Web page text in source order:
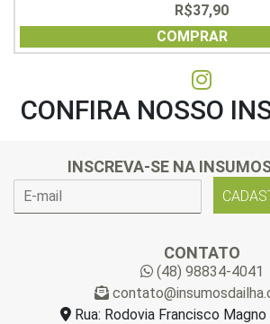
out
of
5
R$37,90
COMPRAR
CONFIRA NOSSO
INSCREVA-SE NA
CONTATO
(48) 98834-4041
Rua: Rodovia Francisco